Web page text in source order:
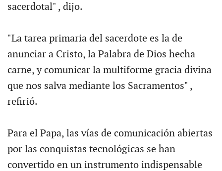
sacerdotal" , dijo.
"La tarea primaria del sacerdote es la de
anunciar a Cristo, la Palabra de Dios hecha
carne, y comunicar la multiforme gracia divina
que nos salva mediante los Sacramentos" ,
refirió.
Para el Papa, las vías de comunicación abiertas
por las conquistas tecnológicas se han
convertido en un instrumento indispensable